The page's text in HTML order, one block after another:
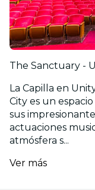
The Sanctuary -
La Capilla en
City es un
sus
actuaciones
atmósfera s...
Ver más